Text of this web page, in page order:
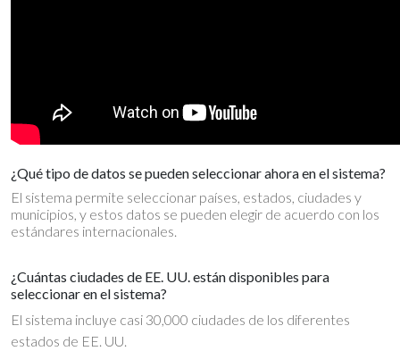
¿Qué tipo de datos se pueden seleccionar ahora en el sistema?
El sistema permite seleccionar países, estados, ciudades y
municipios, y estos datos se pueden elegir de acuerdo con los
estándares internacionales.
¿Cuántas ciudades de EE. UU. están disponibles para
seleccionar en el sistema?
El sistema incluye casi 30,000 ciudades de los diferentes
estados de EE. UU.